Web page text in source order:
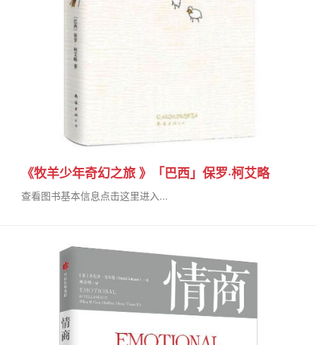
《牧羊少年奇幻之旅 》「巴西」保罗·柯艾略
查看图书基本信息点击这里进入...